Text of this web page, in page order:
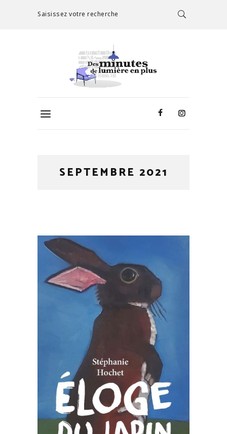
Saisissez votre recherche
SEPTEMBRE 2021